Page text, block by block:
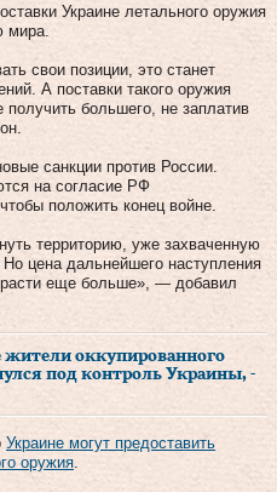
Украине летального оружия
мира.
свои позиции, это станет
А поставки такого оружия
большего, не заплатив
санкции против России.
на согласие РФ
положить конец войне.
территорию, уже захваченную
цена дальнейшего наступления
еще больше», — добавил
оккупированного
под контроль Украины, -
Украине могут предоставить
оружия